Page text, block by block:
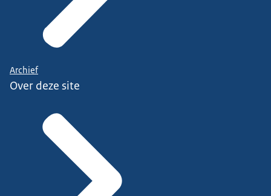
Archief
Over deze site